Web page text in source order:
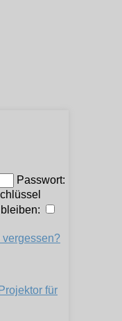
Passwort:
vergessen?
für